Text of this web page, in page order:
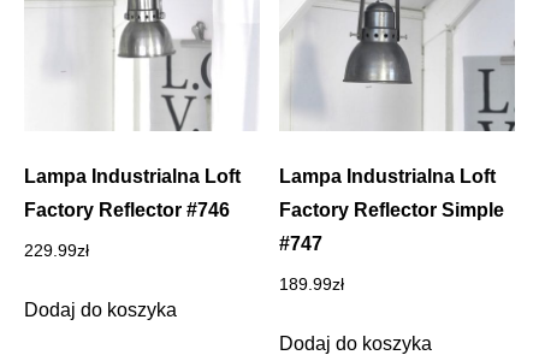
Lampa Industrialna Loft
Factory Reflector #746
229.99zł
Dodaj do koszyka
Lampa Industrialna Loft
Factory Reflector Simple
#747
189.99zł
Dodaj do koszyka